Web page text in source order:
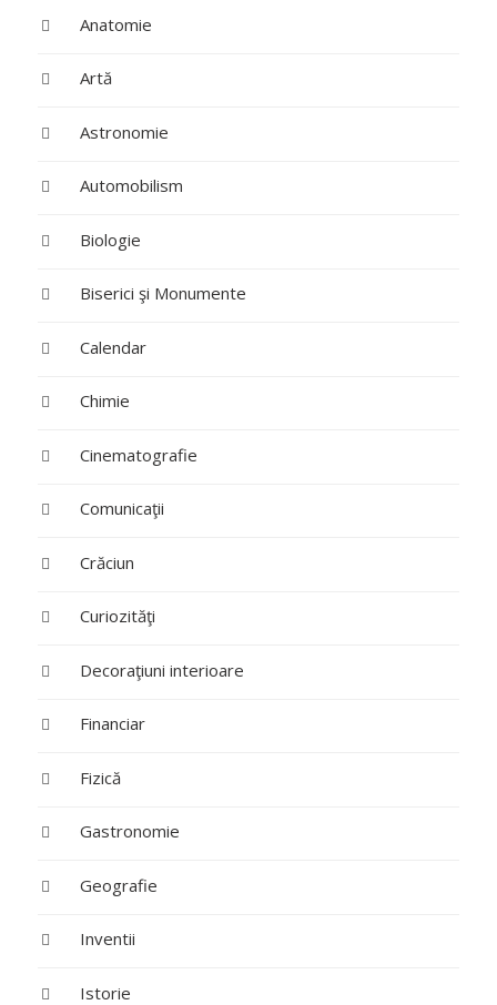
Anatomie
Artă
Astronomie
Automobilism
Biologie
Biserici şi Monumente
Calendar
Chimie
Cinematografie
Comunicaţii
Crăciun
Curiozităţi
Decoraţiuni interioare
Financiar
Fizică
Gastronomie
Geografie
Inventii
Istorie